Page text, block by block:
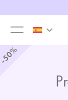
toggle
keyboard_arrow_down
50
%